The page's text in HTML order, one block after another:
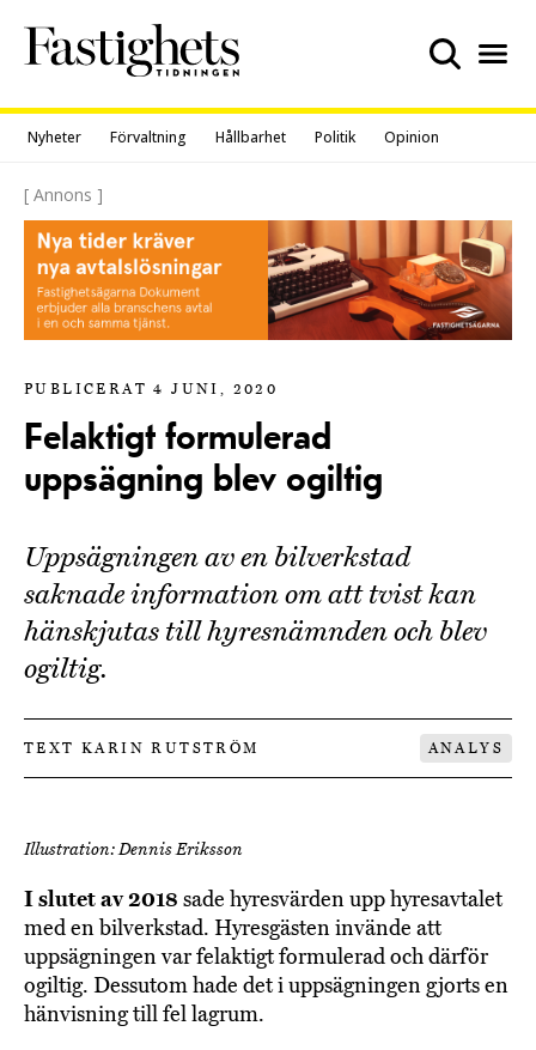
content
Nyheter Förvaltning Hållbarhet Politik Opinion
[ Annons ]
PUBLICERAT 4 JUNI, 2020
Felaktigt formulerad
uppsägning blev ogiltig
Uppsägningen av en bilverkstad
saknade information om att tvist kan
hänskjutas till hyresnämnden och blev
ogiltig.
TEXT KARIN RUTSTRÖM ANALYS
Illustration: Dennis Eriksson
I slutet av 2018 sade hyresvärden upp hyresavtalet
med en bilverkstad. Hyresgästen invände att
uppsägningen var felaktigt formulerad och därför
ogiltig. Dessutom hade det i uppsägningen gjorts en
hänvisning till fel lagrum.